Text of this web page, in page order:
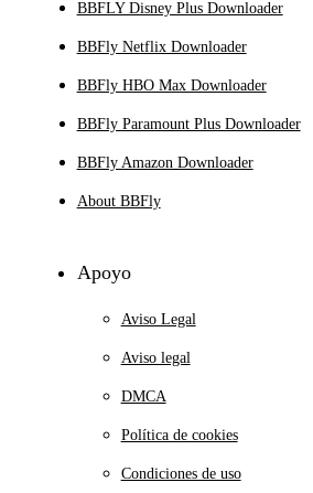
BBFLY Disney Plus Downloader
BBFly Netflix Downloader
BBFly HBO Max Downloader
BBFly Paramount Plus Downloader
BBFly Amazon Downloader
About BBFly
Apoyo
Aviso Legal
Aviso legal
DMCA
Política de cookies
Condiciones de uso